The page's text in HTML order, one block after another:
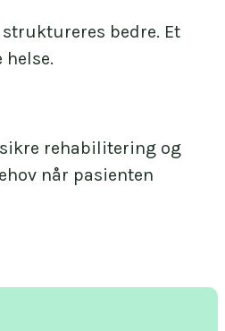
bedre. Et
rehabilitering og
når pasienten